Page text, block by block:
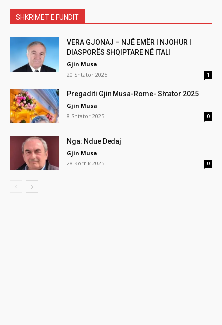
SHKRIMET E FUNDIT
VERA GJONAJ – NJË EMËR I NJOHUR I
DIASPORËS SHQIPTARE NË ITALI
Gjin Musa
20 Shtator 2025
1
Pregaditi Gjin Musa-Rome- Shtator 2025
Gjin Musa
8 Shtator 2025
0
Nga: Ndue Dedaj
Gjin Musa
28 Korrik 2025
0